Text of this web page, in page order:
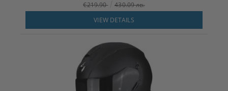
€219.90
430.09 лв.
VIEW DETAILS